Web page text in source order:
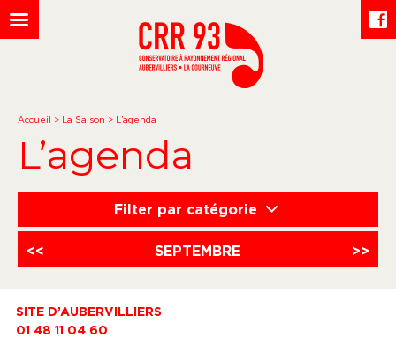
Accueil > La Saison > L’agenda
L’agenda
Filter par catégorie
<< SEPTEMBRE >>
SITE D’AUBERVILLIERS
01 48 11 04 60